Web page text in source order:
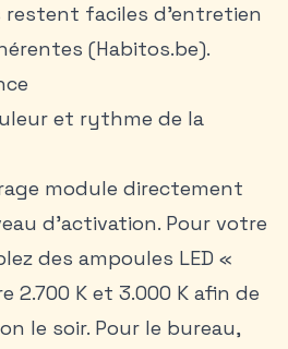
faciles d’entretien
(Habitos.be).
et rythme de la
module directement
d’activation. Pour votre
des ampoules LED «
2.700 K et 3.000 K afin de
le soir. Pour le bureau,